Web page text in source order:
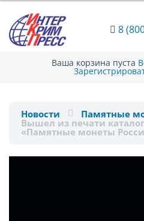
8
Ваша корзина пуста
Новости Памятные
Вышел из печати
«Памятные монеты